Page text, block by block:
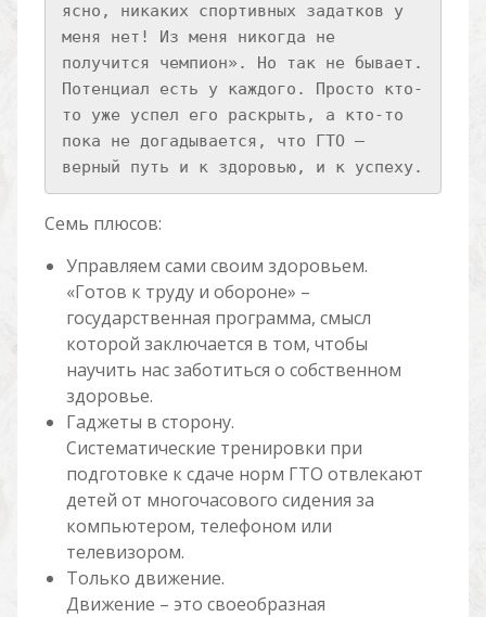
ясно, никаких спортивных задатков у
меня нет! Из меня никогда не
получится чемпион». Но так не бывает.
Потенциал есть у каждого. Просто кто-
то уже успел его раскрыть, а кто-то
пока не догадывается, что ГТО –
Семь плюсов:
Управляем сами своим здоровьем.
«Готов к труду и обороне» –
государственная программа, смысл
которой заключается в том, чтобы
научить нас заботиться о собственном
здоровье.
Гаджеты в сторону.
Систематические тренировки при
подготовке к сдаче норм ГТО отвлекают
детей от многочасового сидения за
компьютером, телефоном или
телевизором.
Только движение.
Движение – это своеобразная